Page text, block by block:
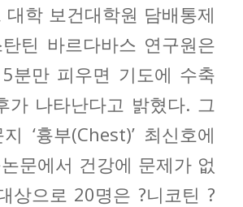
대학 보건대학원 담배통제
틴 바르다바스 연구원은
분만 피우면 기도에 수축
가 나타난다고 밝혔다. 그
‘흉부(Chest)’ 최신호에
문에서 건강에 문제가 없
상으로 20명은 ?니코틴 ?